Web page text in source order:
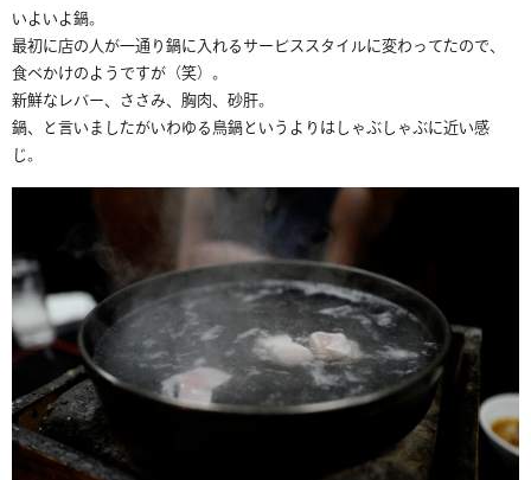
いよいよ鍋。
最初に店の人が一通り鍋に入れるサービススタイルに変わってたので、
食べかけのようですが（笑）。
新鮮なレバー、ささみ、胸肉、砂肝。
鍋、と言いましたがいわゆる鳥鍋というよりはしゃぶしゃぶに近い感
じ。